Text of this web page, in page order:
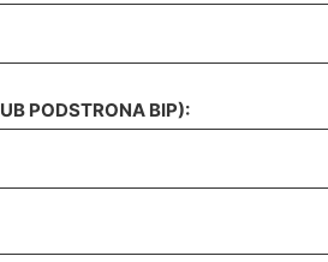
PODSTRONA BIP):